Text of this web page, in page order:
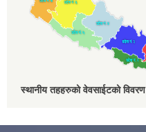
स्थानीय तहहरुको वेवसाईटको